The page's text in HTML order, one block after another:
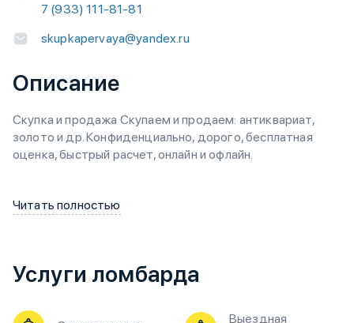
7 (933) 111-81-81
skupkapervaya@yandex.ru
Описание
Скупка и продажа Скупаем и продаем: антиквариат,
золото и др. Конфиденциально, дорого, бесплатная
оценка, быстрый расчет, онлайн и офлайн.
Читать полностью
Услуги ломбарда
Выездная